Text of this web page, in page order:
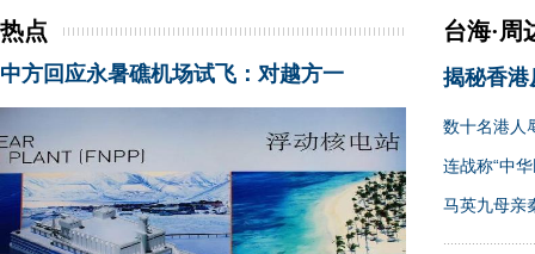
热点
中方回应永暑礁机场试飞：对越方一
台海·周
揭秘香港
数十名港人
连战称“中
马英九母亲